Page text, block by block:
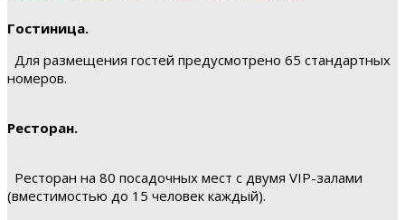
Гостиница.
Для размещения гостей предусмотрено 65 стандартных
номеров.
Ресторан.
Ресторан на 80 посадочных мест с двумя VIP-залами
(вместимостью до 15 человек каждый).